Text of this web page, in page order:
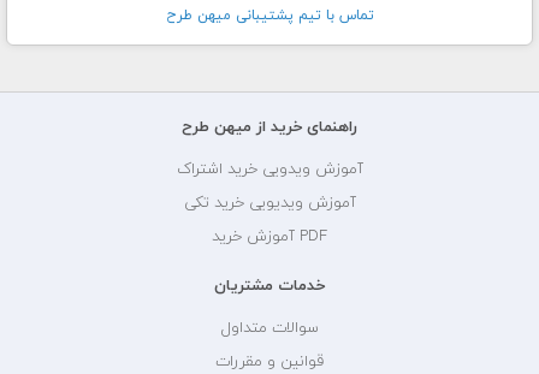
تماس با تيم پشتيبانی ميهن طرح
راهنمای خرید از میهن طرح
آموزش ویدویی خرید اشتراک
آموزش ویدیویی خرید تکی
PDF آموزش خرید
خدمات مشتریان
سوالات متداول
قوانین و مقررات